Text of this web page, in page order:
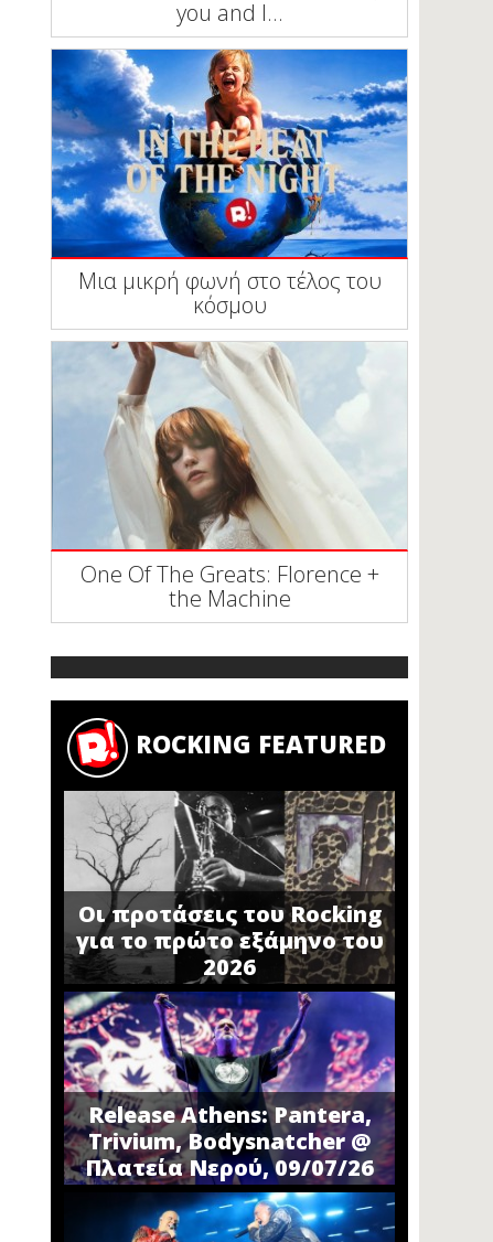
you and I...
Μια μικρή φωνή στο τέλος του
κόσμου
One Of The Greats: Florence +
the Machine
ROCKING FEATURED
Οι προτάσεις του Rocking
για το πρώτο εξάμηνο του
2026
Release Athens: Pantera,
Trivium, Bodysnatcher @
Πλατεία Νερού, 09/07/26